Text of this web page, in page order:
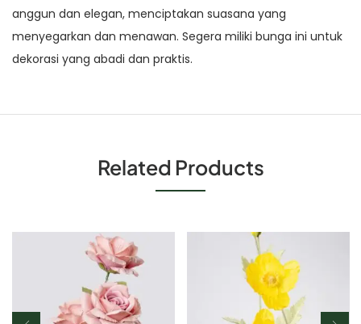
anggun dan elegan, menciptakan suasana yang
menyegarkan dan menawan. Segera miliki bunga ini untuk
dekorasi yang abadi dan praktis.
Related Products